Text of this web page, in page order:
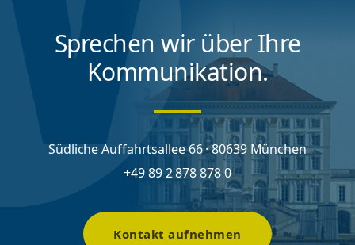
Sprechen wir über Ihre
Kommunikation.
Südliche Auffahrtsallee 66 · 80639 München
+49 89 2 878 878 0
Kontakt aufnehmen